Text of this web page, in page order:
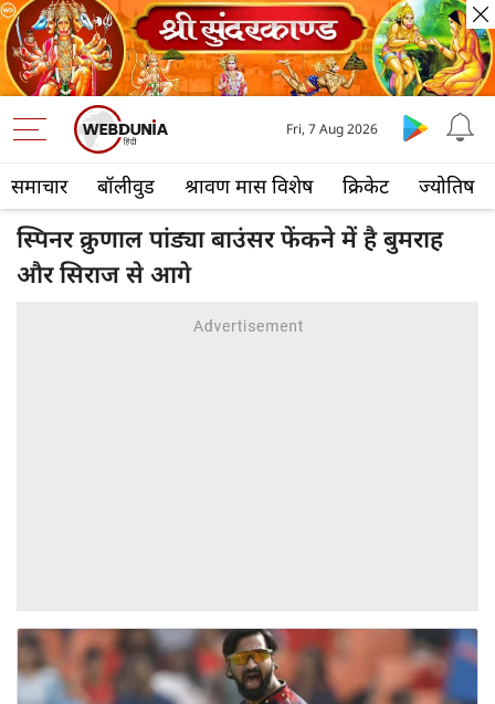
समाचार बॉलीवुड श्रावण मास विशेष क्रिकेट ज्योतिष
Fri, 7 Aug 2026
स्पिनर क्रुणाल पांड्या बाउंसर फेंकने में है बुमराह
और सिराज से आगे